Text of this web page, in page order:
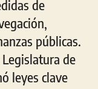
de
públicas.
de
leyes clave